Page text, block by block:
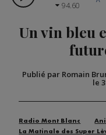
94.60
Un vin bleu
Publié par Romain
le
Radio Mont Blanc
La Matinale des Super